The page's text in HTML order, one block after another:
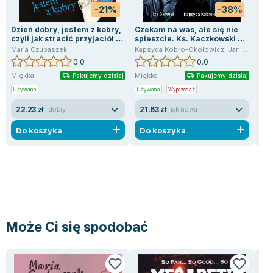
-21%
Dzień dobry, jestem z kobry,
czyli jak stracić przyjaciół w
pół minuty i inne antyporady
Maria Czubaszek
0.0
Miękka Pakujemy dzisiaj
Używana
22.23 zł dobry
Do koszyka
-38%
Czekam na was, ale się nie
spieszcie. Ks. Kaczkowski we
wspomnieniach rodziny i
przyjaciół
Kapsyda Kobro-Okołowicz, Jan Kaczkowski
0.0
Miękka Pakujemy dzisiaj
Używana Wyprzedaż
21.63 zł jak nowa
Do koszyka
Może Ci się spodobać